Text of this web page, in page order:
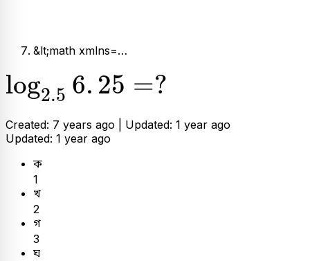
&lt;math xmlns=…
log2.5 6. 25 =?
log 5 6.25 =?
Created: 7 years ago | Updated: 1 year ago
Updated: 1 year ago
ক
1
খ
2
গ
3
ঘ